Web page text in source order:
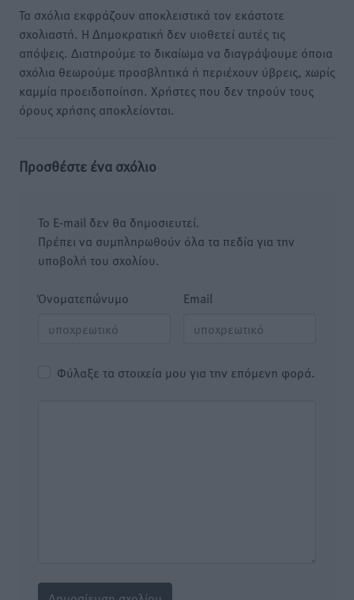
Τα σχόλια εκφράζουν αποκλειστικά τον εκάστοτε
σχολιαστή. Η Δημοκρατική δεν υιοθετεί αυτές τις
απόψεις. Διατηρούμε το δικαίωμα να διαγράψουμε όποια
σχόλια θεωρούμε προσβλητικά ή περιέχουν ύβρεις, χωρίς
καμμία προειδοποίηση. Χρήστες που δεν τηρούν τους
όρους χρήσης αποκλείονται.
Προσθέστε ένα σχόλιο
Το E-mail δεν θα δημοσιευτεί.
Πρέπει να συμπληρωθούν όλα τα πεδία για την
υποβολή του σχολίου.
Όνοματεπώνυμο Email
Φύλαξε τα στοιχεία μου για την επόμενη φορά.